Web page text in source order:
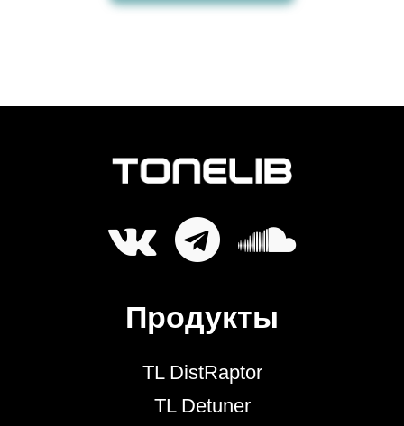
Продукты
TL DistRaptor
TL Detuner